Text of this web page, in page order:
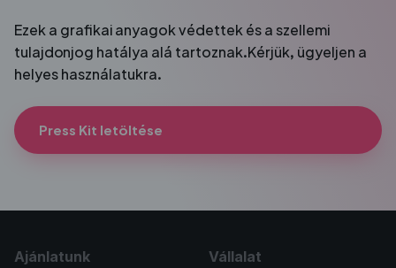
Ezek a grafikai anyagok védettek és a szellemi
tulajdonjog hatálya alá tartoznak.Kérjük, ügyeljen a
helyes használatukra.
Press Kit letöltése
Ajánlatunk Vállalat